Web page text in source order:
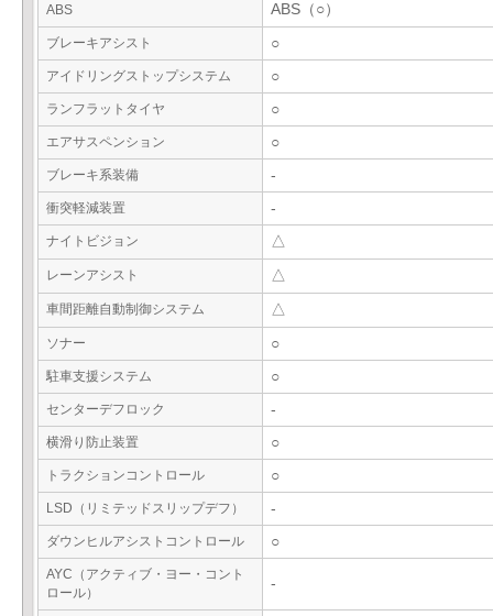
ABS ABS（○）
ブレーキアシスト ○
アイドリングストップシステム ○
ランフラットタイヤ ○
エアサスペンション ○
ブレーキ系装備 -
衝突軽減装置 -
ナイトビジョン △
レーンアシスト △
車間距離自動制御システム △
ソナー ○
駐車支援システム ○
センターデフロック -
横滑り防止装置 ○
トラクションコントロール ○
LSD（リミテッドスリップデフ） -
ダウンヒルアシストコントロール ○
AYC（アクティブ・ヨー・コント
ロール）
-